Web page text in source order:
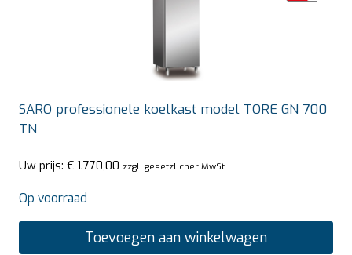
SARO professionele koelkast model TORE GN 700
TN
Uw prijs: € 1.770,00 zzgl. gesetzlicher MwSt.
Op voorraad
Toevoegen aan winkelwagen